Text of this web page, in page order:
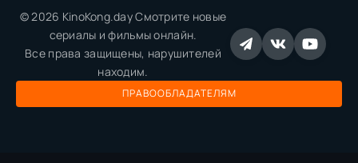
© 2026 KinoKong.day Смотрите новые
сериалы и фильмы онлайн.
Все права защищены, нарушителей
находим.
ПРАВООБЛАДАТЕЛЯМ